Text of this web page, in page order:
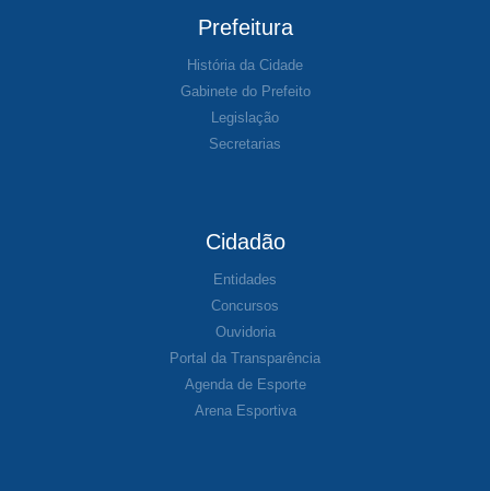
Prefeitura
História da Cidade
Gabinete do Prefeito
Legislação
Secretarias
Cidadão
Entidades
Concursos
Ouvidoria
Portal da Transparência
Agenda de Esporte
Arena Esportiva